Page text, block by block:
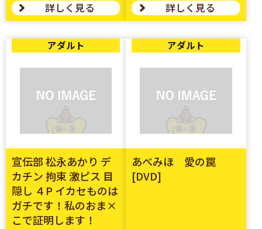
詳しく見る 詳しく見る
アダルト
宣伝部 松永あかり デ
カチン 拘束 激ピス 目
隠し ４P イカセものは
ガチです！私のおま×
こで証明します！
アダルト
あべみほ 愛の罠
[DVD]